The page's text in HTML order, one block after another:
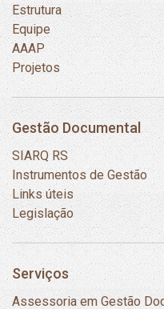
Estrutura
Equipe
AAAP
Projetos
Gestão Documental
SIARQ RS
Instrumentos de Gestão
Links úteis
Legislação
Serviços
Assessoria em Gestão